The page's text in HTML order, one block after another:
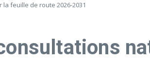
feuille de route 2026-2031